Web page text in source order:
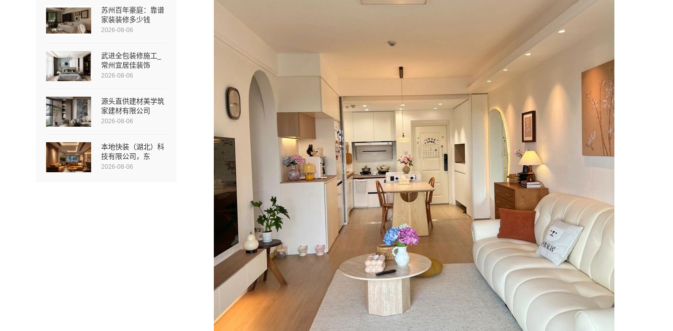
苏州百年豪庭：靠谱
家装装修多少钱
2026-08-06
武进全包装修施工_
常州宜居佳装饰
2026-08-06
源头直供建材美学筑
家建材有限公司
2026-08-06
本地快装（湖北）科
技有限公司，东
2026-08-06